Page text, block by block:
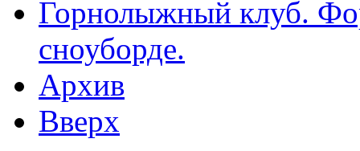
Горнолыжный клуб.
сноуборде.
Архив
Вверх